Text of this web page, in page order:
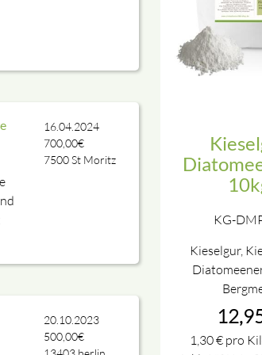
16.04.2024
700,00€
7500St Moritz
20.10.2023
500,00€
KG-
Kieselgur,
1,30€ pro